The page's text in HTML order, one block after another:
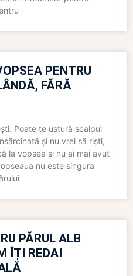
PENTRU
FĂRĂ
Poate te ustură scalpul
și nu vrei să riști,
la vopsea și nu ai mai avut
nu este singura
PĂRUL ALB
ÎȚI REDAI